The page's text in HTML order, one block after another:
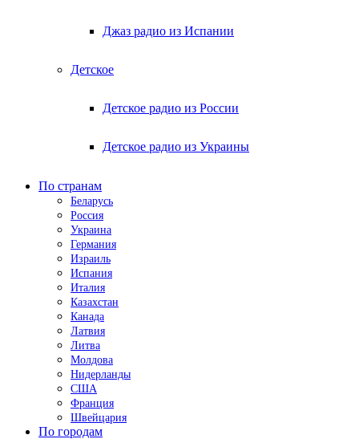
Джаз радио из Испании
Детское
Детское радио из России
Детское радио из Украины
По странам
Беларусь
Россия
Украина
Германия
Израиль
Испания
Италия
Казахстан
Канада
Латвия
Литва
Молдова
Нидерланды
США
Франция
Швейцария
По городам